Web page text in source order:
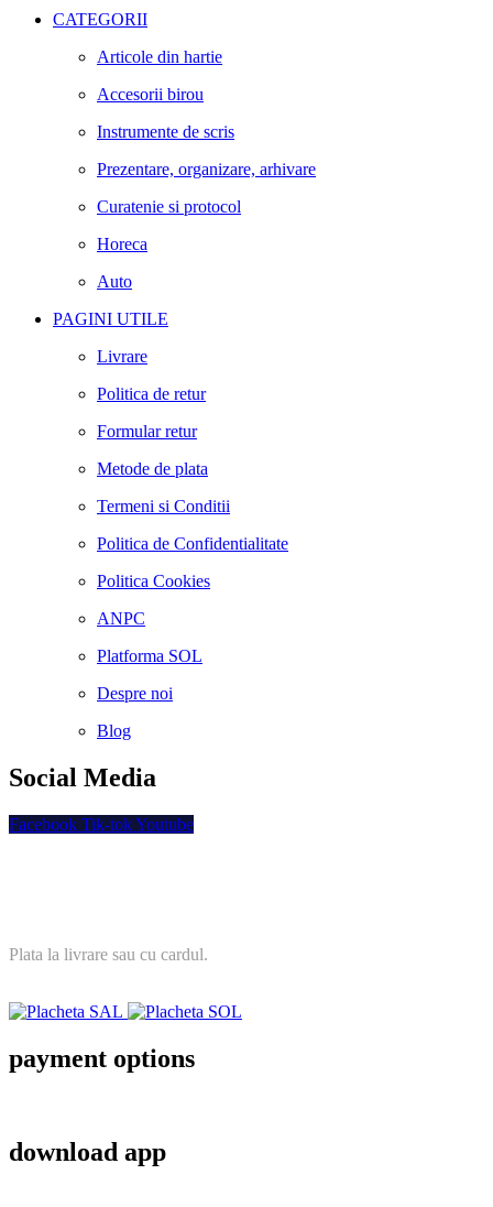
CATEGORII
Articole din hartie
Accesorii birou
Instrumente de scris
Prezentare, organizare, arhivare
Curatenie si protocol
Horeca
Auto
PAGINI UTILE
Livrare
Politica de retur
Formular retur
Metode de plata
Termeni si Conditii
Politica de Confidentialitate
Politica Cookies
ANPC
Platforma SOL
Despre noi
Blog
Social Media
Facebook Tik-tokYoutube
Plata la livrare sau cu cardul.
payment options
download app